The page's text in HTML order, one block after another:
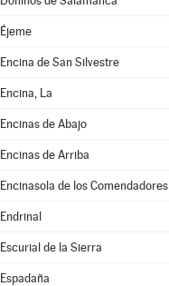
Éjeme
Encina de San Silvestre
Encina, La
Encinas de Abajo
Encinas de Arriba
Encinasola de los Comendadores
Endrinal
Escurial de la Sierra
Espadaña